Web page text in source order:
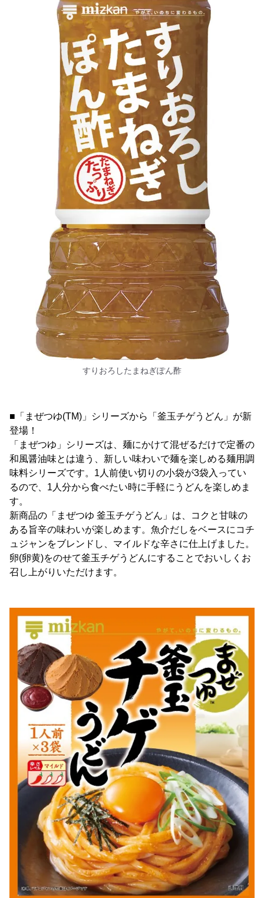
すりおろしたまねぎぽん酢
■「まぜつゆ(TM)」シリーズから「釜玉チゲうどん」が新
登場！
「まぜつゆ」シリーズは、麺にかけて混ぜるだけで定番の
和風醤油味とは違う、新しい味わいで麺を楽しめる麺用調
味料シリーズです。1人前使い切りの小袋が3袋入ってい
るので、1人分から食べたい時に手軽にうどんを楽しめま
す。
新商品の「まぜつゆ 釜玉チゲうどん」は、コクと甘味の
ある旨辛の味わいが楽しめます。魚介だしをベースにコチ
ュジャンをブレンドし、マイルドな辛さに仕上げました。
卵(卵黄)をのせて釜玉チゲうどんにすることでおいしくお
召し上がりいただけます。